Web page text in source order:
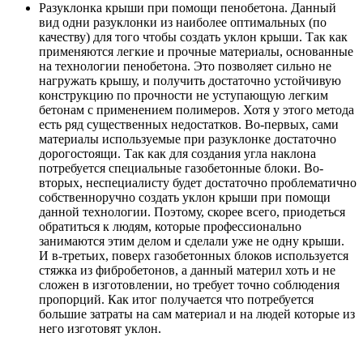
Разуклонка крыши при помощи пенобетона. Данный
вид одни разуклонки из наиболее оптимальных (по
качеству) для того чтобы создать уклон крыши. Так как
применяются легкие и прочные материалы, основанные
на технологии пенобетона. Это позволяет сильно не
нагружать крышу, и получить достаточно устойчивую
конструкцию по прочности не уступающую легким
бетонам с применением полимеров. Хотя у этого метода
есть ряд существенных недостатков. Во-первых, сами
материалы используемые при разуклонке достаточно
дорогостоящи. Так как для создания угла наклона
потребуется специальные газобетонные блоки. Во-
вторых, неспециалисту будет достаточно проблематично
собственноручно создать уклон крыши при помощи
данной технологии. Поэтому, скорее всего, приодеться
обратиться к людям, которые профессионально
занимаются этим делом и сделали уже не одну крыши.
И в-третьих, поверх газобетонных блоков используется
стяжка из фибробетонов, а данный материл хоть и не
сложен в изготовлении, но требует точно соблюдения
пропорций. Как итог получается что потребуется
большие затраты на сам материал и на людей которые из
него изготовят уклон.